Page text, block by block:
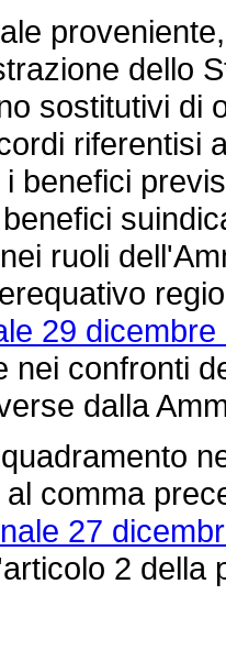
dello
sostitutivi di
riferentisi
benefici
ruoli
29
nei confronti
dalla
comma
27
2 della